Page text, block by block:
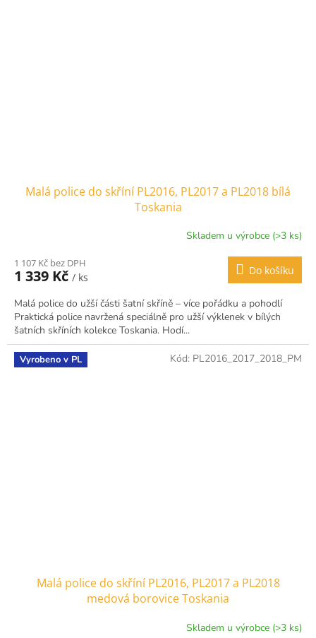
Malá police do skříní PL2016, PL2017 a PL2018 bílá
Toskania
Skladem u výrobce (>3 ks)
1 107 Kč bez DPH
1 339 Kč / ks
Do košíku
Malá police do užší části šatní skříně – více pořádku a pohodlí
Praktická police navržená speciálně pro užší výklenek v bílých
šatních skříních kolekce Toskania. Hodí...
Vyrobeno v PL
Malá police do skříní PL2016, PL2017 a PL2018
medová borovice Toskania
Skladem u výrobce (>3 ks)
Kód: PL2016_2017_2018_PM